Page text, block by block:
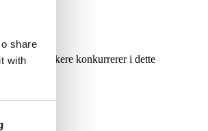
share
with
danskere konkurrerer i dette